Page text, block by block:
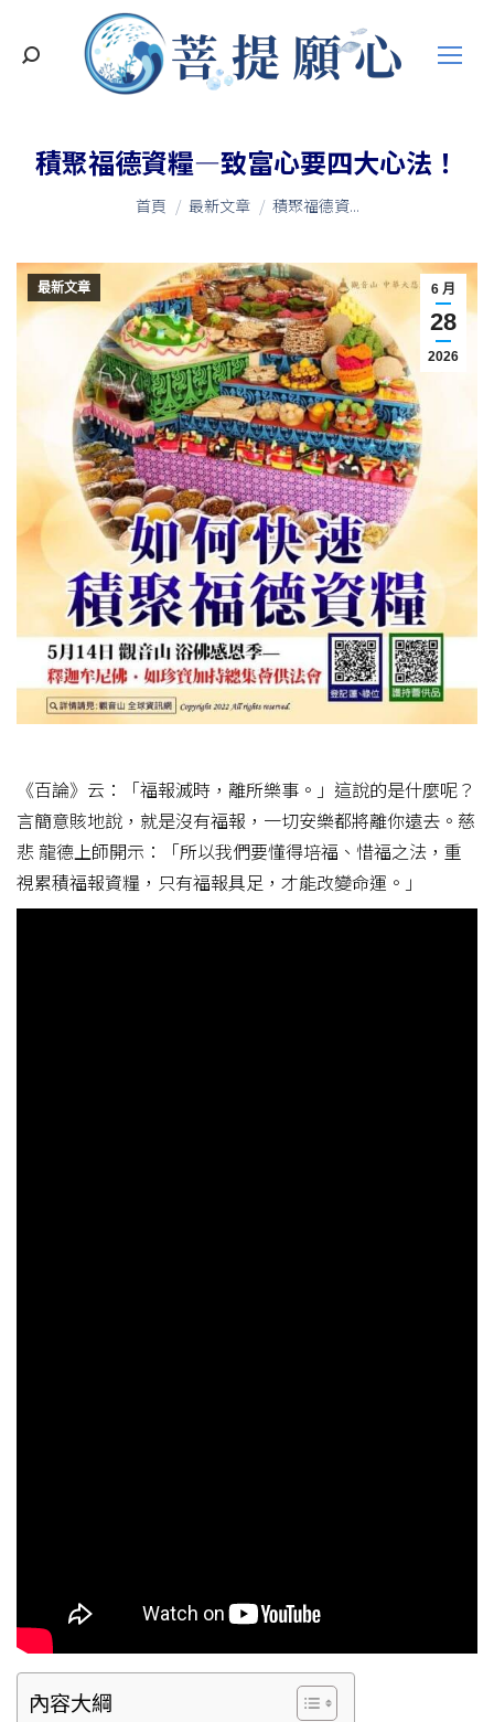
搜
積聚福德資糧—致富心要四大心法！
您在這裡：
首頁 最新文章 積聚福德資...
6 月
28
2026
最新文章
《百論》云：「福報滅時，離所樂事。」這說的是什麼呢？
言簡意賅地說，就是沒有福報，一切安樂都將離你遠去。慈
悲 龍德上師開示：「所以我們要懂得培福、惜福之法，重
視累積福報資糧，只有福報具足，才能改變命運。」
內容大綱